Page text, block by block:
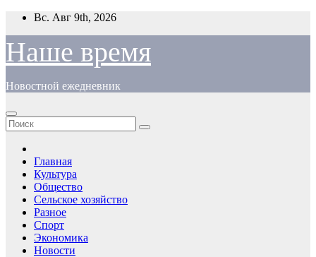
Перейти
содержимому
Вс. Авг 9th, 2026
Наше время
Новостной ежедневник
Главная
Культура
Общество
Сельское хозяйство
Разное
Спорт
Экономика
Новости